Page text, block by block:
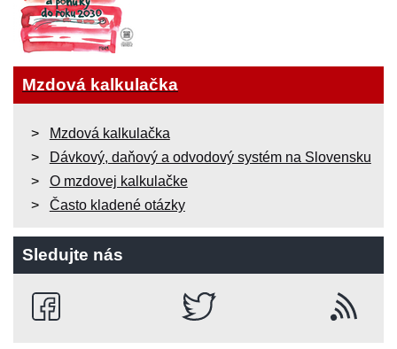
Mzdová kalkulačka
Mzdová kalkulačka
Dávkový, daňový a odvodový systém na Slovensku
O mzdovej kalkulačke
Často kladené otázky
Sledujte nás